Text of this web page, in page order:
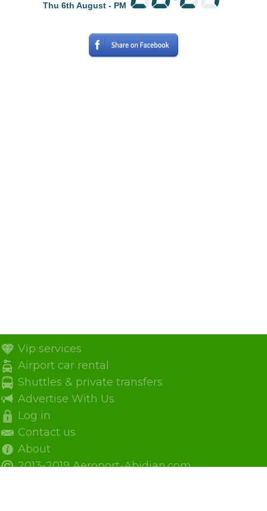
Thu 6th August - PM
Vip services
Airport car rental
Shuttles & private transfers
Advertise With Us
Log in
Contact us
About
2013-2019 Aeroport-Abidjan.com.